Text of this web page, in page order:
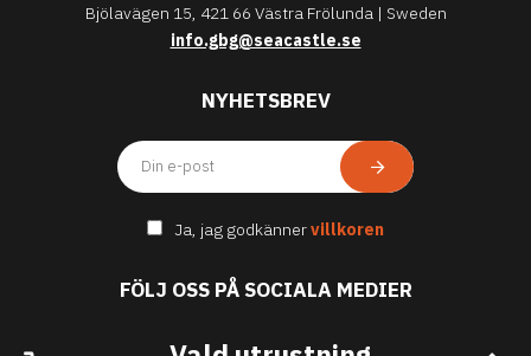
Bjölavägen 15, 421 66 Västra Frölunda | Sweden
info.gbg@seacastle.se
NYHETSBREV
Ja, jag godkännervillkoren
FÖLJ OSS PÅ SOCIALA MEDIER